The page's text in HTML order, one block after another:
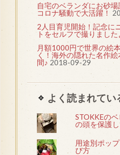
自宅のベランダにお砂場
コロナ騒動で大活躍！
2人目育児開始！記念に
トをセルフで撮りました
月額1000円で世界の絵
く！海外の隠れた名作
間♪ 2018-09-29
よく読まれてい
STOKKEの
の頭を保護
用途別ポッ
び方